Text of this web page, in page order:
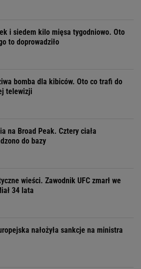
i siedem kilo mięsa tygodniowo. Oto
to doprowadziło
bomba dla kibiców. Oto co trafi do
telewizji
na Broad Peak. Cztery ciała
do bazy
wieści. Zawodnik UFC zmarł we
34 lata
nałożyła sankcje na ministra